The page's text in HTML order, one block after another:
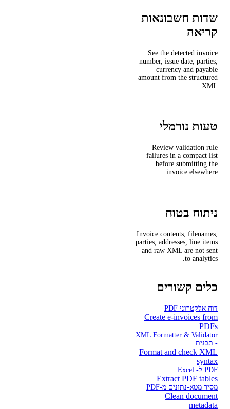
שדות חשבונאות
קריאה
See the detected invoice
number, issue date, parties,
currency and payable
amount from the structured
XML.
טעות נורמלי
Review validation rule
failures in a compact list
before submitting the
invoice elsewhere.
ניתוח בטוח
Invoice contents, filenames,
parties, addresses, line items
and raw XML are not sent
to analytics.
כלים קשורים
דוח אלקטרוני PDF
Create e-invoices from
PDFs
XML Formatter & Validator
- תבנית
Format and check XML
syntax
PDF ל- Excel
Extract PDF tables
מסיר מטא-נתונים מ-PDF
Clean document
metadata